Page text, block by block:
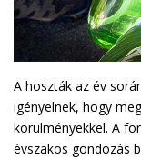
A hoszták az év
igényelnek, hogy
körülményekkel. A
évszakos gondozás